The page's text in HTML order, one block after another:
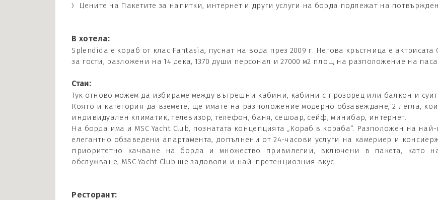
Цените на Пакетите за напитки, интернет и други услуги на борда подлежат на
В хотела:
Splendida е кораб от клас Fantasia, пуснат на вода през 2009 г. Негова кръстница е
за гости, разложени на 14 дека, 1370 души персонал и 27000 м2 площ на разположение на
Стаи:
Тук отново можем да избираме между вътрешни кабини, кабини с прозорец или балкон и
Която и категория да вземете, ще имате на разположение модерно обзавеждане, 2 легла,
индивидуален климатик, телевизор, телефон, баня, сешоар, сейф, минибар, интернет.
На борда има и MSC Yacht Club, познатата концепцията „Кораб в кораба“. Разположен на най-
елегантно обзаведени апартамента, допълнени от 24-часови услуги на камериер и
приоритетно качване на борда и множество привилегии, включени в пакета, като
обслужване, MSC Yacht Club ще задоволи и най-претенциозния вкус.
Ресторант: